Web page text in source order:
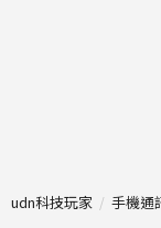
udn科技玩家 手機通